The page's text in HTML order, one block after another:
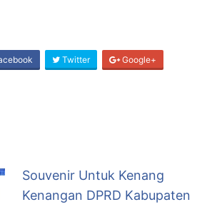
Twitter Google+
Souvenir Untuk Kenang
Kenangan DPRD Kabupaten